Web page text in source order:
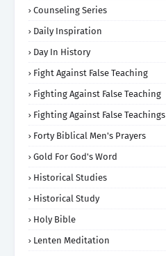
Counseling Series
Daily Inspiration
Day In History
Fight Against False Teaching
Fighting Against False Teaching
Fighting Against False Teachings
Forty Biblical Men's Prayers
Gold For God's Word
Historical Studies
Historical Study
Holy Bible
Lenten Meditation